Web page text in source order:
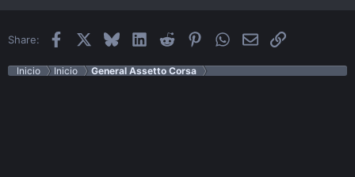
Share: Facebook BlueskyLinkedInReddit PinterestWhatsApp
EmailEnlace
Inicio Inicio General Assetto Corsa